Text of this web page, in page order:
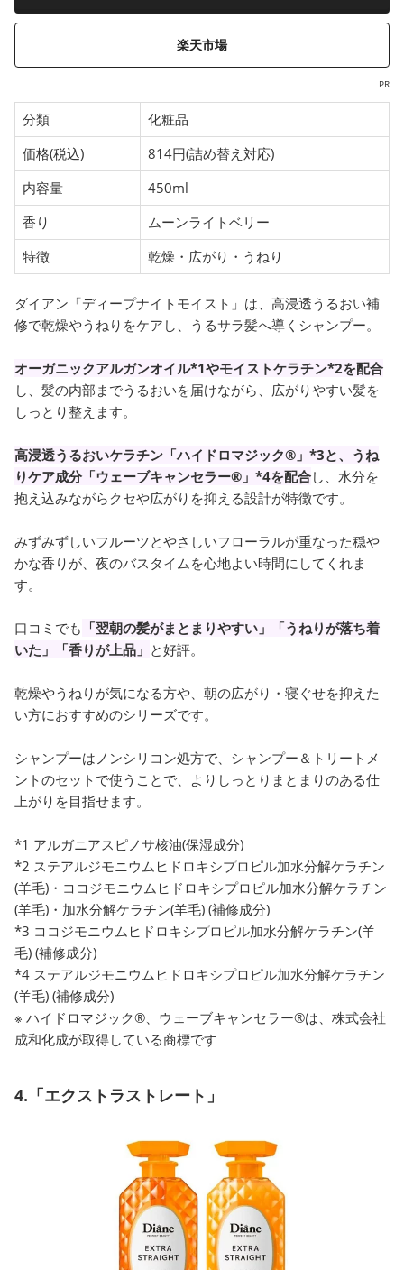
楽天市場
PR
分類
化粧品
価格(税込)
814円(詰め替え対応)
内容量
450ml
香り
ムーンライトベリー
特徴
乾燥・広がり・うねり
ダイアン「ディープナイトモイスト」は、高浸透うるおい補
修で乾燥やうねりをケアし、うるサラ髪へ導くシャンプー。
オーガニックアルガンオイル*1やモイストケラチン*2を配合
し、髪の内部までうるおいを届けながら、広がりやすい髪を
しっとり整えます。
高浸透うるおいケラチン「ハイドロマジック®」*3と、うね
りケア成分「ウェーブキャンセラー®」*4を配合し、水分を
抱え込みながらクセや広がりを抑える設計が特徴です。
みずみずしいフルーツとやさしいフローラルが重なった穏や
かな香りが、夜のバスタイムを心地よい時間にしてくれま
す。
口コミでも 「翌朝の髪がまとまりやすい」「うねりが落ち着
いた」「香りが上品」 と好評。
乾燥やうねりが気になる方や、朝の広がり・寝ぐせを抑えた
い方におすすめのシリーズです。
シャンプーはノンシリコン処方で、シャンプー＆トリートメ
ントのセットで使うことで、よりしっとりまとまりのある仕
上がりを目指せます。
*1 アルガニアスピノサ核油(保湿成分)
*2 ステアルジモニウムヒドロキシプロピル加水分解ケラチン
(羊毛)・ココジモニウムヒドロキシプロピル加水分解ケラチン
(羊毛)・加水分解ケラチン(羊毛) (補修成分)
*3 ココジモニウムヒドロキシプロピル加水分解ケラチン(羊
毛) (補修成分)
*4 ステアルジモニウムヒドロキシプロピル加水分解ケラチン
(羊毛) (補修成分)
※ ハイドロマジック®、ウェーブキャンセラー®は、株式会社
成和化成が取得している商標です
4.「エクストラストレート」